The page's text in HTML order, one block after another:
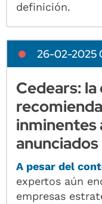
definición.
26-02-2025
Cedears:
inminentes
A pesar del
expertos aún
empresas